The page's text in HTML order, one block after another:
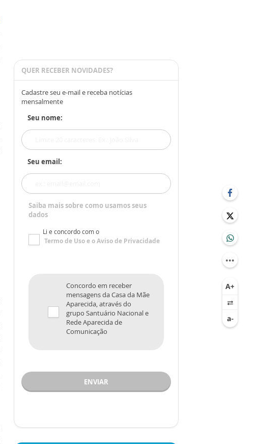
QUER RECEBER NOVIDADES?
Cadastre seu e-mail e receba notícias
mensalmente
Seu nome:
Seu email:
Saiba mais sobre como usamos seus
dados
Li e concordo com o
Termo de Usoe oAviso de Privacidade
Concordo em receber
mensagens da Casa da Mãe
Aparecida, através do
grupo Santuário Nacional e
Rede Aparecida de
Comunicação
ENVIAR